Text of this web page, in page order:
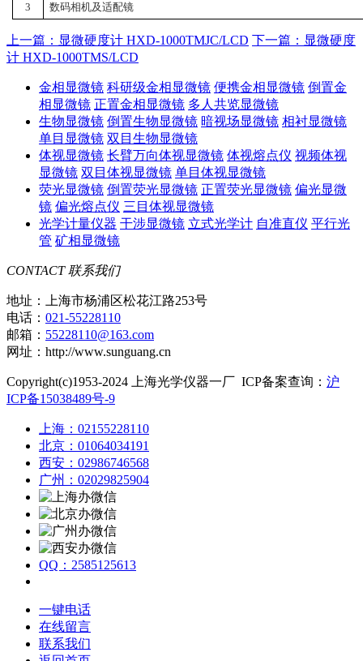
3
数码相机及适配镜
上一篇：显微硬度计 HXD-1000TMJC/LCD 下一篇：显微硬度
计 HXD-1000TMS/LCD
金相显微镜 科研级金相显微镜 便携金相显微镜 倒置金
相显微镜 正置金相显微镜 多人共览显微镜
生物显微镜 倒置生物显微镜 暗视场显微镜 相衬显微镜
单目显微镜 双目生物显微镜
体视显微镜 长臂万向体视显微镜 体视熔点仪 视频体视
显微镜 双目体视显微镜 单目体视显微镜
荧光显微镜 倒置荧光显微镜 正置荧光显微镜 偏光显微
镜 偏光熔点仪 三目体视显微镜
光学计量仪器 干涉显微镜 立式光学计 自准直仪 平行光
管 矿相显微镜
CONTACT 联系我们
地址：上海市杨浦区松花江路253号
电话： 021-55228110
邮箱： 55228110@163.com
网址：http://www.sunguang.cn
Copyright(c)1953-2024 上海光学仪器一厂 ICP备案查询： 沪
ICP备15038489号-9
上海：02155228110
北京：01064034191
西安：02986746568
广州：02029825904
QQ：2585125613
一键电话
在线留言
联系我们